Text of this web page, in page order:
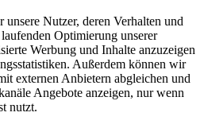
Nutzer, deren Verhalten und
Optimierung unserer
Werbung und Inhalte anzuzeigen
Außerdem können wir
externen Anbietern abgleichen und
Angebote anzeigen, nur wenn
nutzt.